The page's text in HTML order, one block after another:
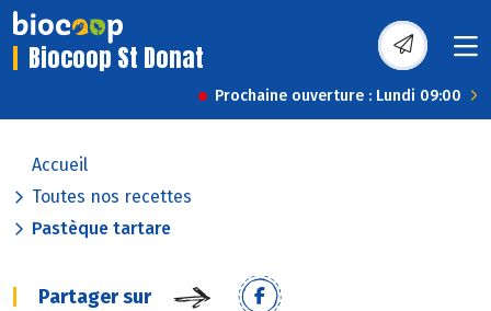
Biocoop St Donat
Prochaine ouverture : Lundi 09:00
Accueil
Toutes nos recettes
Pastèque tartare
Partager sur